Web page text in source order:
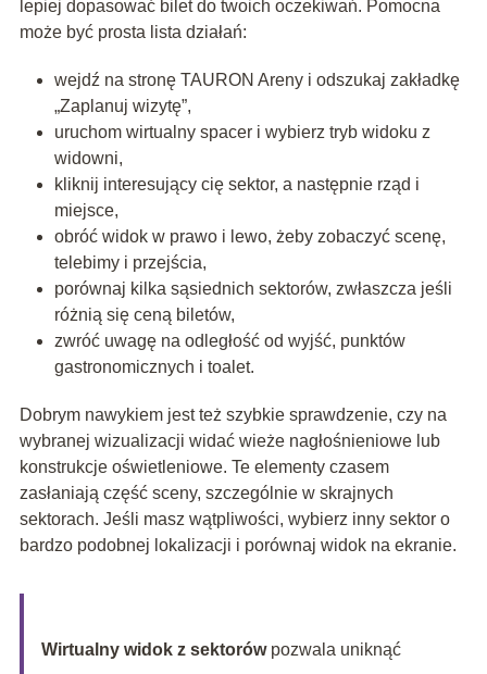
lepiej dopasować bilet do twoich oczekiwań. Pomocna
może być prosta lista działań:
wejdź na stronę TAURON Areny i odszukaj zakładkę
„Zaplanuj wizytę”,
uruchom wirtualny spacer i wybierz tryb widoku z
widowni,
kliknij interesujący cię sektor, a następnie rząd i
miejsce,
obróć widok w prawo i lewo, żeby zobaczyć scenę,
telebimy i przejścia,
porównaj kilka sąsiednich sektorów, zwłaszcza jeśli
różnią się ceną biletów,
zwróć uwagę na odległość od wyjść, punktów
gastronomicznych i toalet.
Dobrym nawykiem jest też szybkie sprawdzenie, czy na
wybranej wizualizacji widać wieże nagłośnieniowe lub
konstrukcje oświetleniowe. Te elementy czasem
zasłaniają część sceny, szczególnie w skrajnych
sektorach. Jeśli masz wątpliwości, wybierz inny sektor o
bardzo podobnej lokalizacji i porównaj widok na ekranie.
Wirtualny widok z sektorówpozwala uniknąć